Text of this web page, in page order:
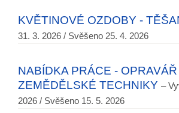
KVĚTINOVÉ OZDOBY -
31. 3. 2026 / Svěšeno 25. 4. 2026
NABÍDKA PRÁCE - OPRAVÁŘ
ZEMĚDĚLSKÉ TECHNIKY –
2026 / Svěšeno 15. 5. 2026